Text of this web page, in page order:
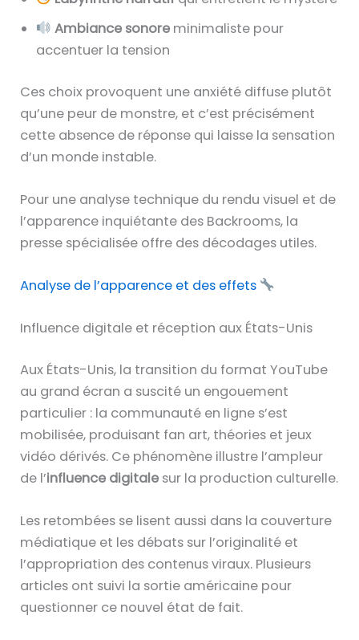
Ambiance sonoreminimaliste pour
accentuer la tension
Ces choix provoquent une anxiété diffuse plutôt
qu’une peur de monstre, et c’est précisément
cette absence de réponse qui laisse la sensation
d’un monde instable.
Pour une analyse technique du rendu visuel et de
l’apparence inquiétante des Backrooms, la
presse spécialisée offre des décodages utiles.
Analyse de l’apparence et des effets
Influence digitale et réception aux États-Unis
Aux États-Unis, la transition du format YouTube
au grand écran a suscité un engouement
particulier : la communauté en ligne s’est
mobilisée, produisant fan art, théories et jeux
vidéo dérivés. Ce phénomène illustre l’ampleur
de l’influence digitale sur la production culturelle.
Les retombées se lisent aussi dans la couverture
médiatique et les débats sur l’originalité et
l’appropriation des contenus viraux. Plusieurs
articles ont suivi la sortie américaine pour
questionner ce nouvel état de fait.